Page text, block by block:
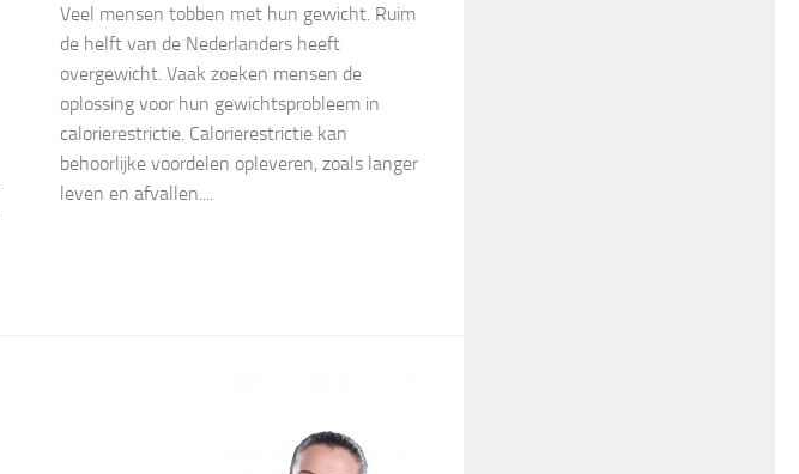
Veel mensen tobben met hun gewicht. Ruim
de helft van de Nederlanders heeft
overgewicht. Vaak zoeken mensen de
oplossing voor hun gewichtsprobleem in
calorierestrictie. Calorierestrictie kan
behoorlijke voordelen opleveren, zoals langer
leven en afvallen....